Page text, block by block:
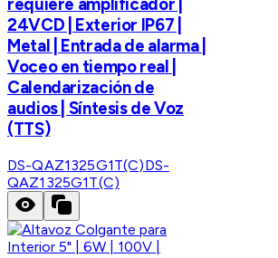
24VCD | Exterior IP67 |
Metal | Entrada de alarma |
Voceo en tiempo real |
Calendarización de
audios | Síntesis de Voz
(TTS)
DS-QAZ1325G1T(C)DS-
QAZ1325G1T(C)